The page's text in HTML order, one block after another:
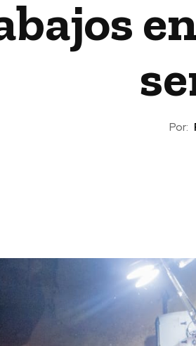
Por: